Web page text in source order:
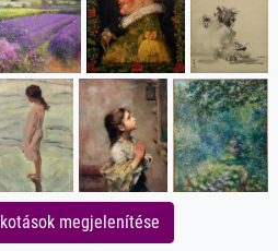
megjelenítése